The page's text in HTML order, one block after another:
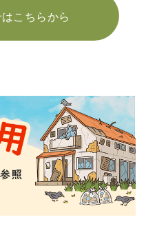
こちらから